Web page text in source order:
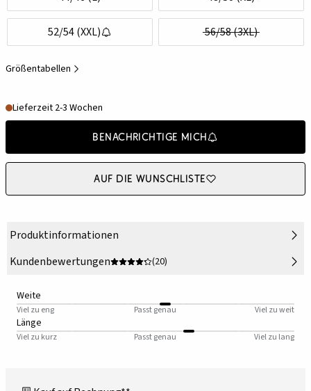
52/54 (XXL) 56/58 (3XL)
Größentabellen
Lieferzeit 2-3 Wochen
Benachrichtige mich
Auf die Wunschliste
Produktinformationen
Kundenbewertungen
(20)
Weite
Viel zu eng Passt genau Viel zu weit
Länge
Viel zu kurz Passt genau Viel zu lang